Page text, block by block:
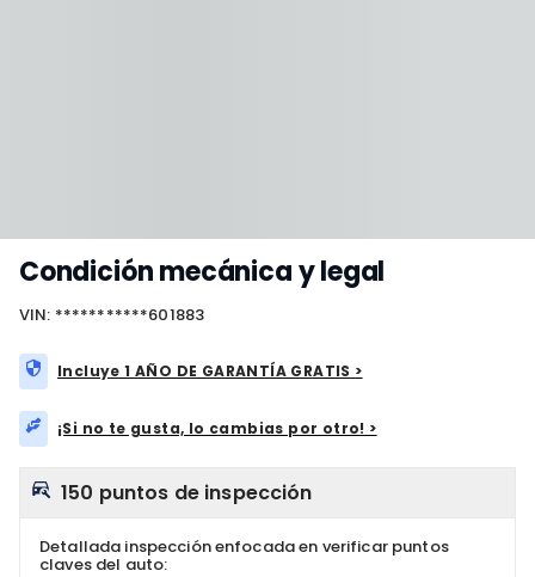
Condición mecánica y legal
VIN: ***********601883
Incluye 1 AÑO DE GARANTÍA GRATIS >
¡Si no te gusta, lo cambias por otro! >
150 puntos de inspección
Detallada inspección enfocada en verificar puntos
claves del auto: